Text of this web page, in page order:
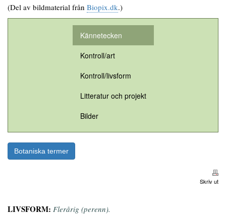
(Del av bildmaterial från Biopix.dk.)
Kännetecken
Kontroll/art
Kontroll/livsform
Litteratur och projekt
Bilder
Botaniska termer
Skriv ut
LIVSFORM: Flerårig (perenn).